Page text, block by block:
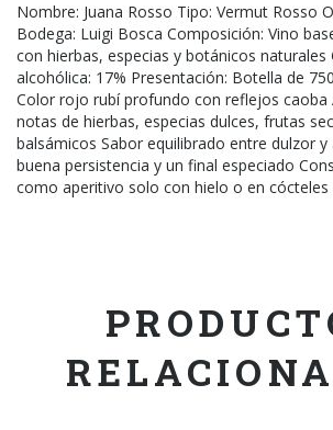
Nombre: Juana Rosso Tipo: Vermut Rosso
Bodega: Luigi Bosca Composición: Vino
con hierbas, especias y botánicos naturales
alcohólica: 17% Presentación: Botella de
Color rojo rubí profundo con reflejos caoba
notas de hierbas, especias dulces, frutas
balsámicos Sabor equilibrado entre dulzor
buena persistencia y un final especiado
como aperitivo solo con hielo o en cócteles